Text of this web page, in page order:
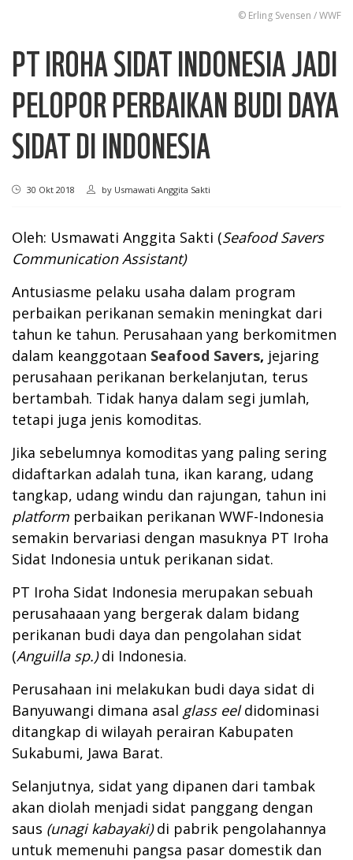
© Erling Svensen / WWF
PT IROHA SIDAT INDONESIA JADI
PELOPOR PERBAIKAN BUDI DAYA
SIDAT DI INDONESIA
30 Okt 2018 by Usmawati Anggita Sakti
Oleh: Usmawati Anggita Sakti (Seafood Savers
Communication Assistant)
Antusiasme pelaku usaha dalam program
perbaikan perikanan semakin meningkat dari
tahun ke tahun. Perusahaan yang berkomitmen
dalam keanggotaan Seafood Savers, jejaring
perusahaan perikanan berkelanjutan, terus
bertambah. Tidak hanya dalam segi jumlah,
tetapi juga jenis komoditas.
Jika sebelumnya komoditas yang paling sering
didaftarkan adalah tuna, ikan karang, udang
tangkap, udang windu dan rajungan, tahun ini
platform perbaikan perikanan WWF-Indonesia
semakin bervariasi dengan masuknya PT Iroha
Sidat Indonesia untuk perikanan sidat.
PT Iroha Sidat Indonesia merupakan sebuah
perusahaaan yang bergerak dalam bidang
perikanan budi daya dan pengolahan sidat
(Anguilla sp.)di Indonesia.
Perusahaan ini melakukan budi daya sidat di
Banyuwangi dimana asal glass eeldidominasi
ditangkap di wilayah perairan Kabupaten
Sukabumi, Jawa Barat.
Selanjutnya, sidat yang dipanen dari tambak
akan diolah menjadi sidat panggang dengan
saus (unagi kabayaki)di pabrik pengolahannya
untuk memenuhi pangsa pasar domestik dan